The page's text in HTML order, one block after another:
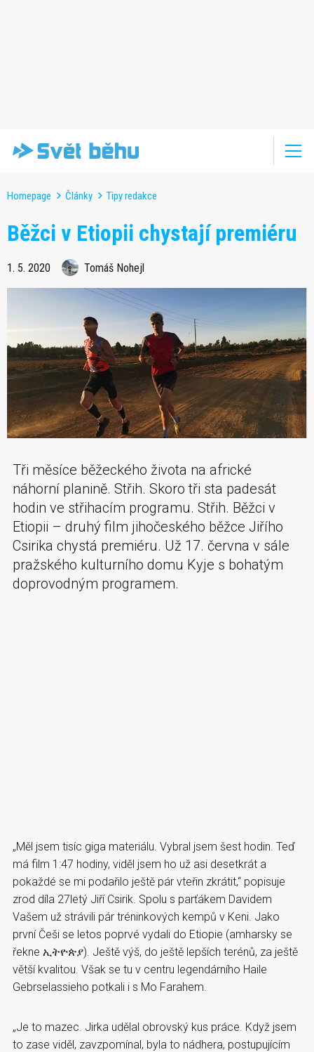
Homepage Články Tipy redakce
Běžci v Etiopii chystají premiéru
1. 5. 2020 Tomáš Nohejl
Tři měsíce běžeckého života na africké
náhorní planině. Střih. Skoro tři sta padesát
hodin ve střihacím programu. Střih. Běžci v
Etiopii – druhý film jihočeského běžce Jiřího
Csirika chystá premiéru. Už 17. června v sále
pražského kulturního domu Kyje s bohatým
doprovodným programem.
„Měl jsem tisíc giga materiálu. Vybral jsem šest hodin. Teď
má film 1:47 hodiny, viděl jsem ho už asi desetkrát a
pokaždé se mi podařilo ještě pár vteřin zkrátit,“ popisuje
zrod díla 27letý Jiří Csirik. Spolu s parťákem Davidem
Vašem už strávili pár tréninkových kempů v Keni. Jako
první Češi se letos poprvé vydali do Etiopie (amharsky se
řekne ኢትዮጵያ). Ještě výš, do ještě lepších terénů, za ještě
větší kvalitou. Však se tu v centru legendárního Haile
Gebrselassieho potkali i s Mo Farahem.
„Je to mazec. Jirka udělal obrovský kus práce. Když jsem
to zase viděl, zavzpomínal, byla to nádhera, postupujícím